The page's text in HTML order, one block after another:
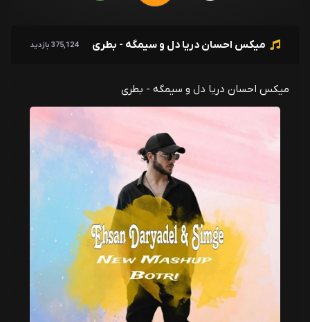
میکس احسان دریا دل و سیمگه - بطری 375,124 بازدید
میکس احسان دریا دل و سیمگه - بطری